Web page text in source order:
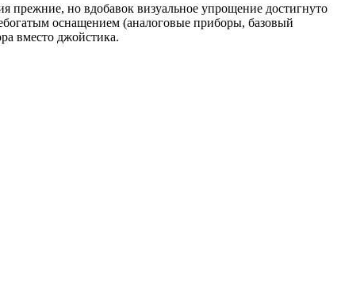
прежние, но вдобавок визуальное упрощение достигнуто
оснащением (аналоговые приборы, базовый
вместо джойстика.